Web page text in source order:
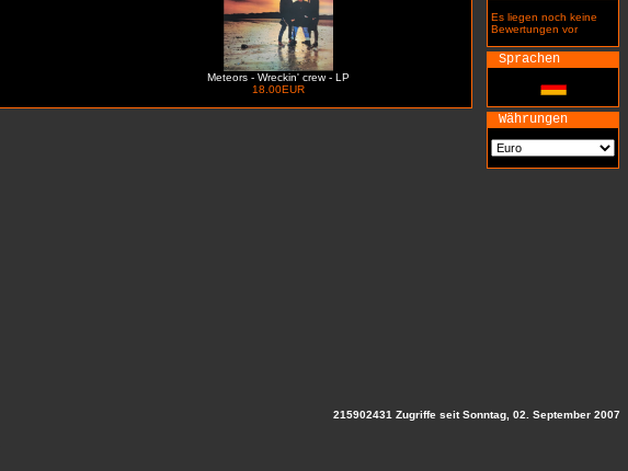
Meteors - Wreckin' crew - LP
18.00EUR
Es liegen noch keine
Bewertungen vor
Sprachen
Währungen
215902431 Zugriffe seit Sonntag, 02. September 2007